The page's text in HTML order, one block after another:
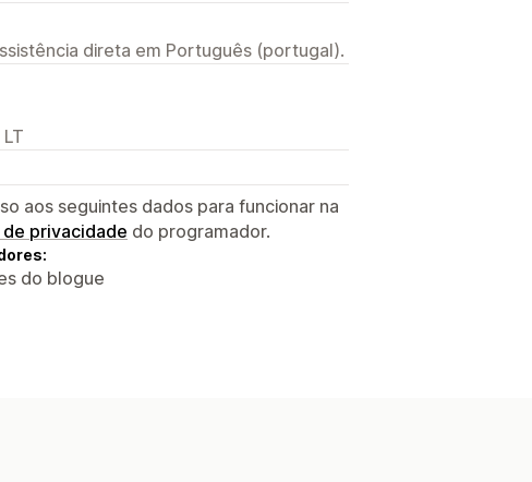
direta em Português (portugal).
aos seguintes dados para funcionar na
privacidade do programador.
do blogue